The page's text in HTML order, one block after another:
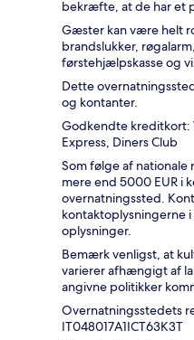
bekræfte, at de har et
Gæster kan være helt
brandslukker,
førstehjælpskasse og
Dette
og kontanter.
Godkendte kreditkort:
Express, Diners Club
Som følge af
mere end 5000 EUR i
overnatningssted.
kontaktoplysningerne
oplysninger.
Bemærk venligst, at
varierer afhængigt af
angivne politikker
Overnatningsstedets
IT048017A1ICT63K3T